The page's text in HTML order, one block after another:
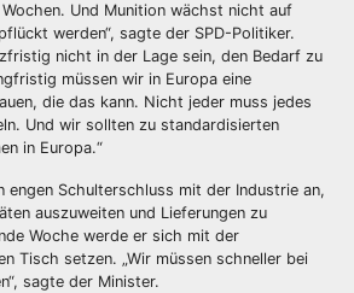
Und Munition wächst nicht auf
werden“, sagte der SPD-Politiker.
nicht in der Lage sein, den Bedarf zu
müssen wir in Europa eine
die das kann. Nicht jeder muss jedes
Und wir sollten zu standardisierten
in Europa.“
engen Schulterschluss mit der Industrie an,
auszuweiten und Lieferungen zu
Woche werde er sich mit der
Tisch setzen. „Wir müssen schneller bei
sagte der Minister.